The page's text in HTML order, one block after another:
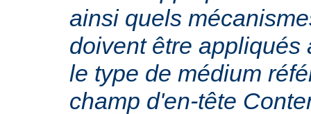
ainsi quels
doivent être appliqués
le type de médium
champ d'en-tête